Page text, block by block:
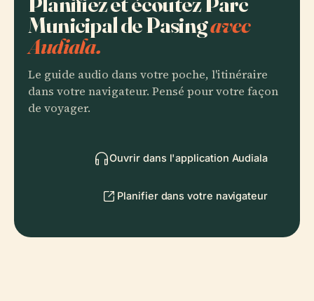
Municipal de Pasingavec
Audiala.
Le guide audio dans votre poche, l'itinéraire
dans votre navigateur. Pensé pour votre façon
de voyager.
Ouvrir dans l'application Audiala
Planifier dans votre navigateur